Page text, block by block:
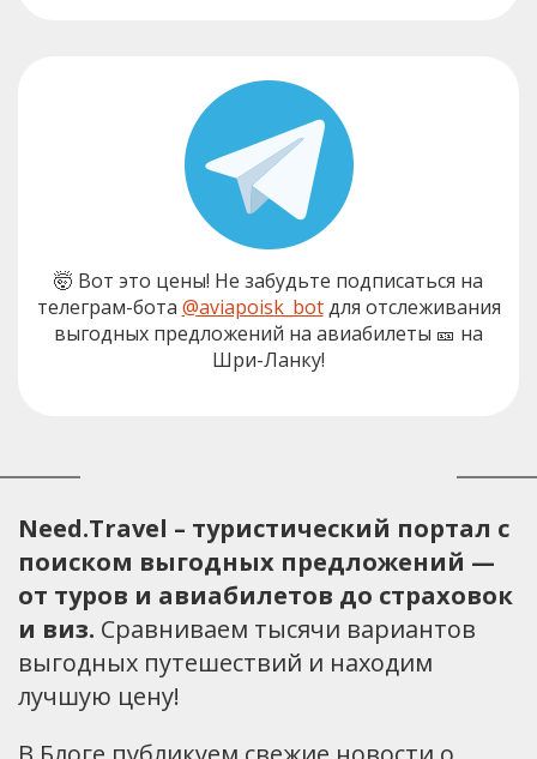
🤯 Вот это цены! Не забудьте подписаться на
телеграм-бота @aviapoisk_botдля отслеживания
выгодных предложений на авиабилеты 🎫 на
Шри-Ланку!
Need.Travel – туристический портал с
поиском выгодных предложений —
от туров и авиабилетов до страховок
и виз. Сравниваем тысячи вариантов
выгодных путешествий и находим
лучшую цену!